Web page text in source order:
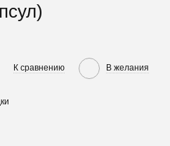
К сравнению В желания